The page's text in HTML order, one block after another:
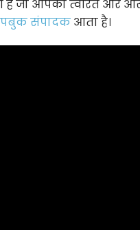
है जो आपको त्वरित और
संपादक आता है।